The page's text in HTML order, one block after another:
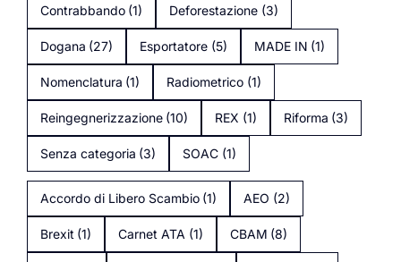
Contrabbando (1) Deforestazione (3)
Dogana (27) Esportatore (5) MADE IN (1)
Nomenclatura (1) Radiometrico (1)
Reingegnerizzazione (10) REX (1) Riforma (3)
Senza categoria (3) SOAC (1)
Accordo di Libero Scambio (1) AEO (2)
Brexit (1) Carnet ATA (1) CBAM (8)